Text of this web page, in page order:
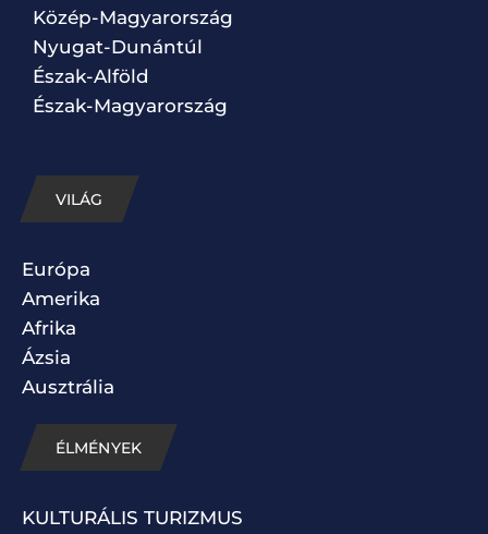
Közép-Magyarország
Nyugat-Dunántúl
Észak-Alföld
Észak-Magyarország
VILÁG
Európa
Amerika
Afrika
Ázsia
Ausztrália
ÉLMÉNYEK
KULTURÁLIS TURIZMUS